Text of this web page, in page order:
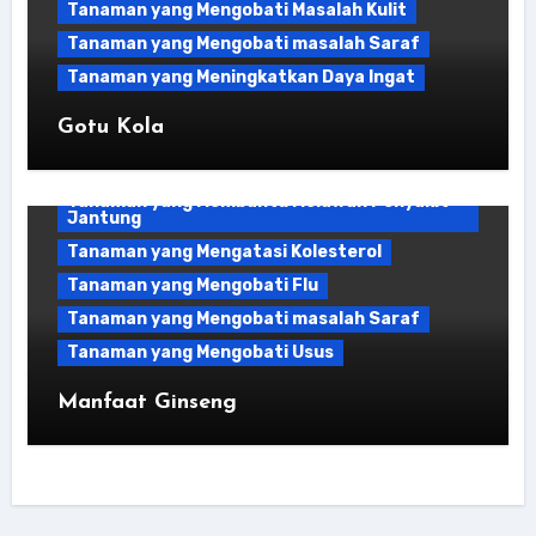
Tanaman yang Mengobati Masalah Kulit
Tanaman yang Mengobati masalah Saraf
Tanaman yang Meningkatkan Daya Ingat
Gotu Kola
Resep Teh Herbal
Tanaman Penghilang Nyeri
Tanaman yang Membantu Melawan Penyakit
Jantung
Tanaman yang Mengatasi Kolesterol
Tanaman yang Mengobati Flu
Tanaman yang Mengobati masalah Saraf
Tanaman yang Mengobati Usus
Manfaat Ginseng
Tanaman yang Baik untuk Antivirus
Tanaman yang Mengatasi Gangguan